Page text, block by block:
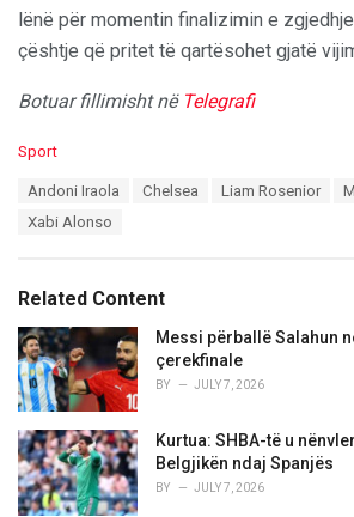
lënë për momentin finalizimin e
çështje që pritet të qartësohet gjatë
Botuar fillimisht në Telegrafi
C
i
e
s
:
Sport
Andoni Iraola Chelsea Liam Rosenior
Xabi Alonso
Related Content
Messi përballë Salahun
çerekfinale
BY JULY 7, 2026
Kurtua: SHBA-të u
Belgjikën ndaj Spanjës
BY JULY 7, 2026